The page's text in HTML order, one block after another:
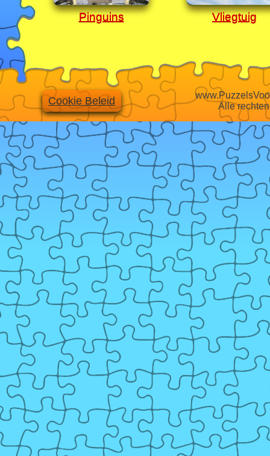
Pinguins Vliegtuig
Cookie Beleid
Alle